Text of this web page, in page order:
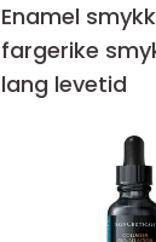
Enamel
fargerike
lang levetid